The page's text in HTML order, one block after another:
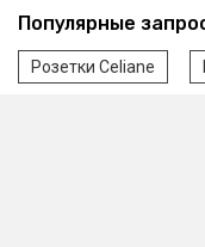
Популярные
Розетки Celiane